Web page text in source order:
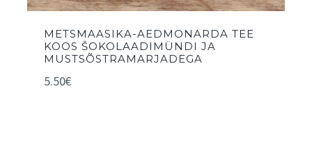
METSMAASIKA-AEDMONARDA TEE
KOOS ŠOKOLAADIMÜNDI JA
MUSTSÕSTRAMARJADEGA
5.50€